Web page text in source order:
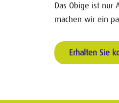
Das Obige ist nur
machen wir ein
Erhalten Sie